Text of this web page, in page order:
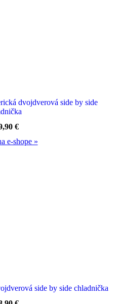
dvojdverová side by side
€
e-shope »
side by side chladnička